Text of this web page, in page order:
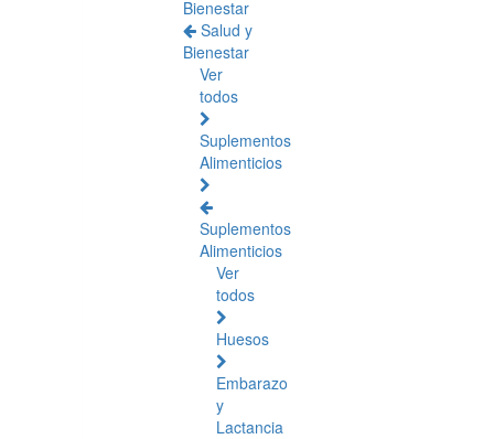
Bienestar
Salud y
Bienestar
Ver
todos
Suplementos
Alimenticios
Suplementos
Alimenticios
Ver
todos
Huesos
Embarazo
y
Lactancia